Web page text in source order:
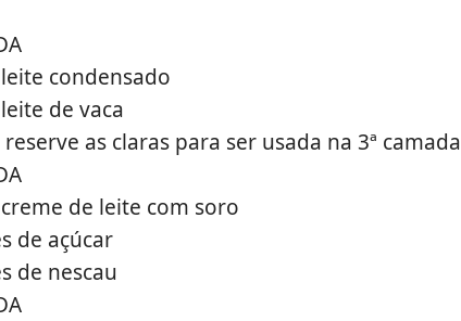
condensado
de vaca
as claras para ser usada na 3ª camada
de leite com soro
de açúcar
de nescau